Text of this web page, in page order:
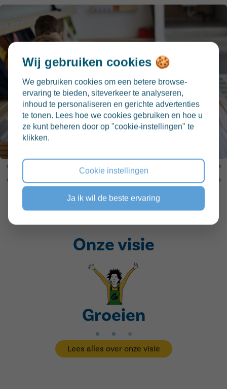
Onze visie
Groeien
Lees alles over onze visie
Wij gebruiken cookies 🍪
We gebruiken cookies om een betere browse-
ervaring te bieden, siteverkeer te analyseren,
inhoud te personaliseren en gerichte advertenties
te tonen. Lees hoe we cookies gebruiken en hoe u
ze kunt beheren door op "cookie-instellingen" te
klikken.
Cookie instellingen
Ja ik wil de beste ervaring